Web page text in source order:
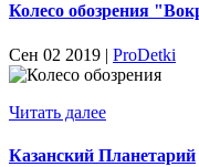
Колесо обозрения
Сен 02 2019 | ProDetki
Читать далее
Казанский Планетарий